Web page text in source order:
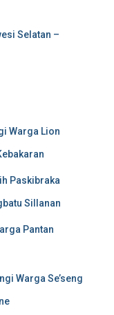
Selatan –
Warga Lion
Paskibraka
Sillanan
Pantan
Warga Se’seng